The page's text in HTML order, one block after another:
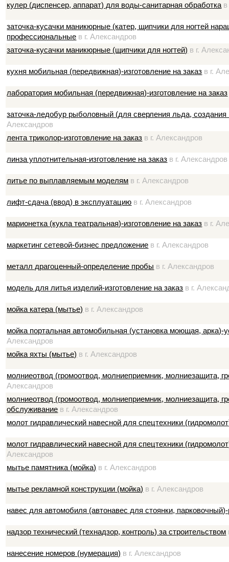
кулер (диспенсер, аппарат) для воды-санитарная обработка
заточка-кусачки маникюрные (катер, щипчики для ногтей
профессиональные в г. Александров
заточка-кусачки маникюрные (щипчики для ногтей) в г.
кухня мобильная (передвижная)-изготовление на заказ в г.
лаборатория мобильная (передвижная)-изготовление на заказ
заточка-ледобур рыболовный (для сверления льда, создания
Александров
лента триколор-изготовление на заказ в г. Александров
линза уплотнительная-изготовление на заказ в г. Александров
литье по выплавляемым моделям в г. Александров
лифт-сдача (ввод) в эксплуатацию в г. Александров
марионетка (кукла театральная)-изготовление на заказ в г.
маркетинг сетевой-бизнес предложение в г. Александров
металл драгоценный-определение пробы в г. Александров
модель для литья изделий-изготовление на заказ в г.
мойка катера (мытье) в г. Александров
мойка портальная автомобильная (установка моющая, арка)-
Александров
мойка яхты (мытье) в г. Александров
молниеотвод (громоотвод, молниеприемник, молниезащита,
Александров
молниеотвод (громоотвод, молниеприемник, молниезащита,
обслуживание в г. Александров
молот гидравлический навесной для спецтехники
молот гидравлический навесной для спецтехники
Александров
мытье памятника (мойка) в г. Александров
мытье рекламной конструкции (мойка) в г. Александров
навес для автомобиля (автонавес для стоянки,
надзор технический (технадзор, контроль) за строительством
нанесение номеров (нумерация) в г. Александров